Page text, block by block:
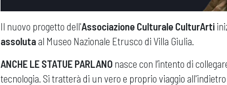
Il nuovo progetto dell'Associazione Culturale CulturArti
assoluta al Museo Nazionale Etrusco di Villa Giulia.
ANCHE LE STATUE PARLANO nasce con l’intento di
tecnologia. Si tratterà di un vero e proprio viaggio